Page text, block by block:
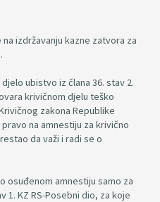
izdržavanju kazne zatvora za
ubistvo iz člana 36. stav 2.
krivičnom djelu teško
zakona Republike
na amnestiju za krivično
da važi i radi se o
osuđenom amnestiju samo za
1. KZ RS-Posebni dio, za koje